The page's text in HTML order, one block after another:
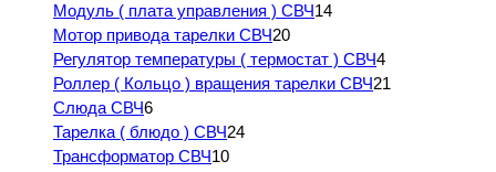
Модуль ( плата управления ) СВЧ14
Мотор привода тарелки СВЧ20
Регулятор температуры ( термостат ) СВЧ4
Роллер ( Кольцо ) вращения тарелки СВЧ21
Слюда СВЧ6
Тарелка ( блюдо ) СВЧ24
Трансформатор СВЧ10